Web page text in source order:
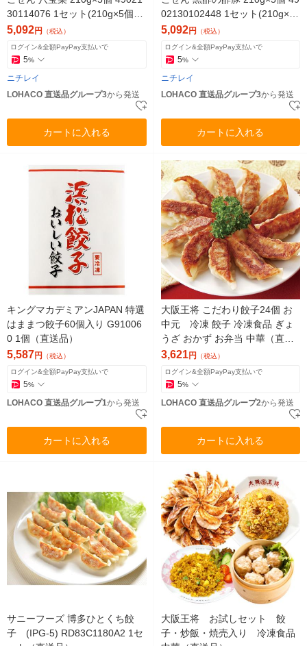
30114076 1セット(210g×5個)
（直送品）
5,092円 （税込）
ログイン&全額PayPay支払いで
5%
ニチレイ
LOHACO 直送品グループ3から発送
カートに入れる
02130102448 1セット(210g×5
個)（直送品）
5,092円 （税込）
ログイン&全額PayPay支払いで
5%
ニチレイ
LOHACO 直送品グループ3から発送
カートに入れる
キングマカデミアンJAPAN 特選
はままつ餃子60個入り G91006
0 1個（直送品）
5,587円 （税込）
ログイン&全額PayPay支払いで
5%
LOHACO 直送品グループ1から発送
カートに入れる
大阪王将 こだわり餃子24個 お
中元 冷凍 餃子 冷凍食品 ぎょ
うざ おかず お弁当 中華（直送
品）
3,621円 （税込）
ログイン&全額PayPay支払いで
5%
LOHACO 直送品グループ2から発送
カートに入れる
サニーフーズ 博多ひとくち餃
子 (IPG-5) RD83C1180A2 1セ
大阪王将 お試しセット 餃
子・炒飯・焼売入り 冷凍食品